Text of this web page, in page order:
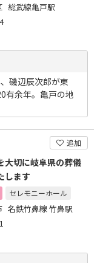
総武線亀戸駅
磯辺辰次郎が東
有余年。亀戸の地
追加
大切に岐阜県の葬儀
します
セレモニーホール
名鉄竹鼻線 竹鼻駅